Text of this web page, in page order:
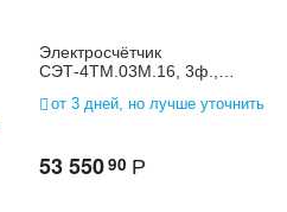
Электросчётчик
СЭТ-4ТМ.03М.16, 3ф.,
115)/(100-200), 1(2)
от 3 дней, но лучше уточнить
53 55090 Р